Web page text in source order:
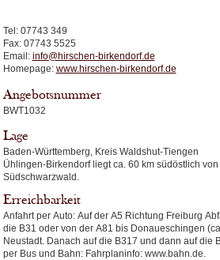
Tel: 07743 349
Fax: 07743 5525
Email: info@hirschen-birkendorf.de
Homepage: www.hirschen-birkendorf.de
Angebotsnummer
BWT1032
Lage
Baden-Württemberg, Kreis Waldshut-Tiengen
Ühlingen-Birkendorf liegt ca. 60 km südöstlich
Südschwarzwald.
Erreichbarkeit
Anfahrt per Auto: Auf der A5 Richtung Freiburg Abfahrt Freiburg Mitte (ca. 60 km) auf
die B31 oder von der A81 bis Donaueschingen
Neustadt. Danach auf die B317 und dann auf die B500
per Bus und Bahn: Fahrplaninfo: www.bahn.de.